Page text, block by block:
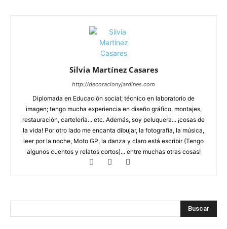
Silvia Martínez Casares
http://decoracionyjardines.com
Diplomada en Educación social; técnico en laboratorio de
imagen; tengo mucha experiencia en diseño gráfico, montajes,
restauración, carteleria... etc. Además, soy peluquera... ¡cosas de
la vida! Por otro lado me encanta dibujar, la fotografía, la música,
leer por la noche, Moto GP, la danza y claro está escribir (Tengo
algunos cuentos y relatos cortos)... entre muchas otras cosas!